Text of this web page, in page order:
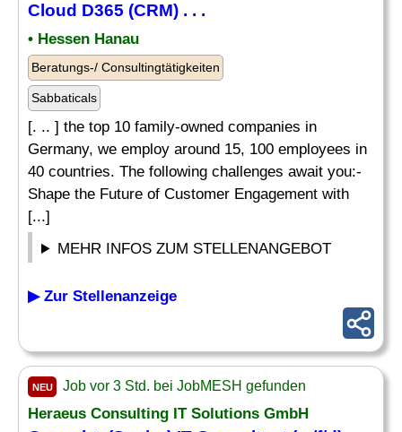
Cloud D365 (CRM) . . .
• Hessen Hanau
Beratungs-/ Consultingtätigkeiten
Sabbaticals
[. .. ] the top 10 family-owned companies in
Germany, we employ around 15, 100 employees in
40 countries. The following challenges await you:-
Shape the Future of Customer Engagement with
[...]
MEHR INFOS ZUM STELLENANGEBOT
▶ Zur Stellenanzeige
NEU Job vor 3 Std. bei JobMESH gefunden
Heraeus Consulting ITSolutions GmbH